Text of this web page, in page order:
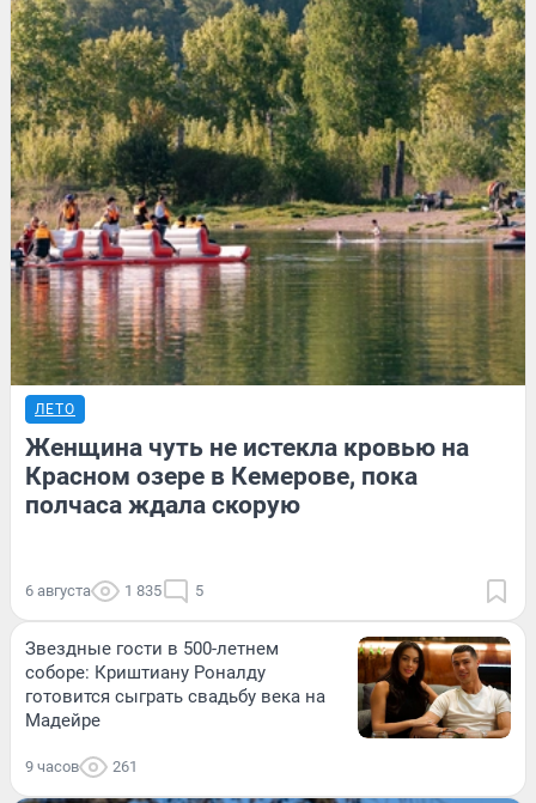
ЛЕТО
Женщина чуть не истекла кровью на
Красном озере в Кемерове, пока
полчаса ждала скорую
6 августа 1 835 5
Звездные гости в 500-летнем
соборе: Криштиану Роналду
готовится сыграть свадьбу века на
Мадейре
9 часов 261